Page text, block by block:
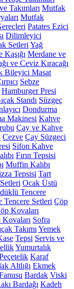
Takımları Mutfak
Mutfak
Patates Ezici
Dilimleyici
Setleri Yağ
Kaşığı Merdane ve
ve Ceviz Kıracağı
Bileyici Masat
Sebze
Hamburger Presi
Standı Süzgeç
Dondurma
Makinesi Kahve
Çay ve Kahve
Cezve Çay Süzgeci
Sifon Kahve
Fırın Tepsisi
Muffin Kalıbı
Tepsisi Tart
Ocak Üstü
Tencere
Tencere Setleri Çöp
Kovaları
Sofra
Takımı Yemek
Tepsi Servis ve
Yumurtalık
Karaf
Altlığı Ekmek
Bardak Viski
Bardağı Kadeh